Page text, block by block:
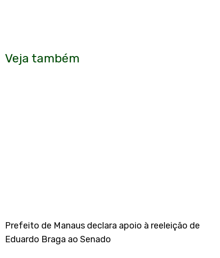
Veja também
Prefeito de Manaus declara apoio à reeleição de
Eduardo Braga ao Senado